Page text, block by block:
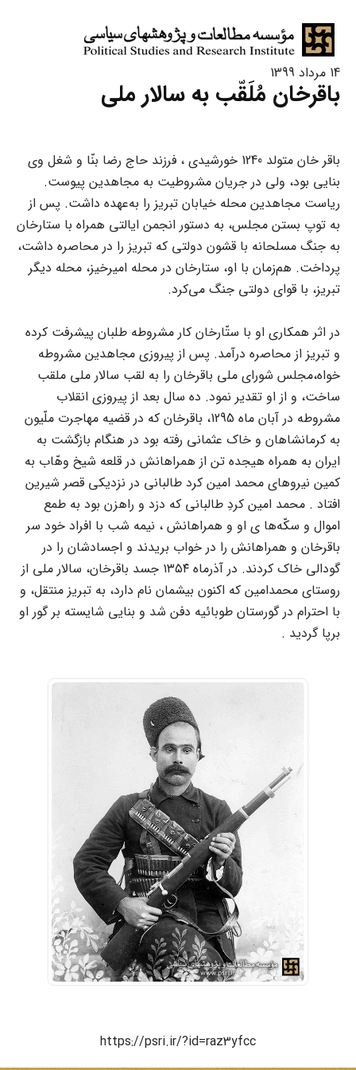
14 مرداد 1399
باقرخان مُلَقّب به سالار ملی
باقر خان متولد 1240 خورشیدی ، فرزند حاج رضا بنّا و شغل وی
بنایی بود، ولی در جریان مشروطیت به مجاهدین پیوست.
ریاست مجاهدین محله خیابان تبریز را به‌عهده داشت. پس از
به توپ بستن مجلس، به دستور انجمن ایالتی همراه با ستارخان
به جنگ مسلحانه با قشون دولتی که تبریز را در محاصره داشت،
پرداخت. هم‌زمان با او، ستارخان در محله امیرخیز، محله دیگر
تبریز، با قوای دولتی جنگ می‌کرد.
در اثر همکاری او با ستّارخان کار مشروطه طلبان پیشرفت کرده
و تبریز از محاصره درآمد. پس از پیروزی مجاهدین مشروطه
خواه،مجلس شورای ملی باقرخان را به لقب سالار ملی ملقب
ساخت، و از او تقدیر نمود. ده سال بعد از پیروزی انقلاب
مشروطه در آبان ماه 1295، باقرخان که در قضیه مهاجرت ملّیون
به کرمانشاهان و خاک عثمانی رفته بود در هنگام بازگشت به
ایران به همراه هیجده تن از همراهانش در قلعه شیخ وهّاب به
کمین نیروهای محمد امین کرد طالبانی در نزدیکی قصر شیرین
افتاد . محمد امین کردِ طالبانی که دزد و راهزن بود به طمع
اموال و سکّه‌ها ی او و همراهانش ، نیمه شب با افراد خود سر
باقرخان و همراهانش را در خواب بریدند و اجسادشان را در
گودالی خاک کردند. در آذرماه‌ ۱۳۵۴ جسد باقرخان‌، سالار ملی‌ از
روستای‌ محمدامین‌ که‌ اکنون‌ بیشمان‌ نام‌ دارد، به‌ تبریز منتقل‌، و
با احترام‌ در گورستان‌ طوبائیه‌ دفن‌ شد و بنایی‌ شایسته‌ بر گور او
برپا گردید .
https://psri.ir/?id=raz3yfcc